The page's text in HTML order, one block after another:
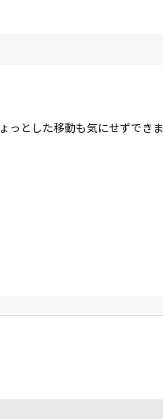
っとした移動も気にせずできま